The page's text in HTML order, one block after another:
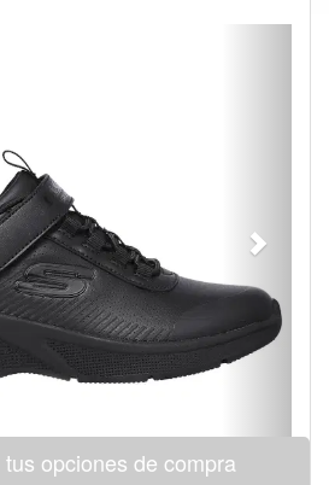
opciones de compra